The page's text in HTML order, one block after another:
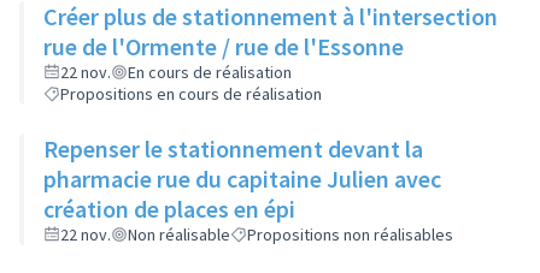
Créer plus de stationnement à l'intersection
rue de l'Ormente / rue de l'Essonne
22 nov.
En cours de réalisation
Propositions en cours de réalisation
Repenser le stationnement devant la
pharmacie rue du capitaine Julien avec
création de places en épi
22 nov. Non réalisable Propositions non réalisables